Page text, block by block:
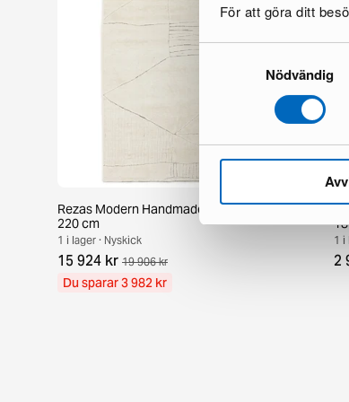
För att göra ditt
Nödvändig
Rezas Modern Handmade Mix matta 200 x
220 cm
1 i lager · Nyskick
15 924 kr 19 906 kr
Du sparar 3 982 kr
1 i
2